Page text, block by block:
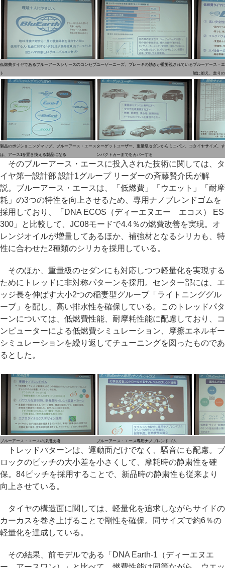
低燃費タイヤであるブルーアースシリーズのコンセプ
ト
ユーザーニーズ。ブレーキの効きが重要視されている ブルーアース・
能に加え、走り
製品のポジショニングマップ。ブルーアース・エース
は、アース1を置き換える製品になる
ターゲットユーザー。重量級セダンからミニバン、コ
ンパクトカーまでをカバーする
タイヤサイズ。
そのブルーアース・エースに投入された技術に関しては、タ
イヤ第一設計部 設計1グループ リーダーの斉藤賢介氏が解
説。ブルーアース・エースは、「低燃費」「ウエット」「耐摩
耗」の3つの特性を向上させるため、専用ナノブレンドゴムを
採用しており、「DNA ECOS（ディーエヌエー エコス） ES
300」と比較して、JC08モードで4.4％の燃費改善を実現。オ
レンジオイルが増量してあるほか、補強材となるシリカも、特
性に合わせた2種類のシリカを採用している。
そのほか、重量級のセダンにも対応しつつ軽量化を実現する
ためにトレッドに非対称パターンを採用。センター部には、エ
ッジ長を伸ばす大小2つの稲妻型グルーブ「ライトニンググル
ーブ」を配し、高い排水性を確保している。このトレッドパタ
ーンについては、低燃費性能、耐摩耗性能に配慮しており、コ
ンピューターによる低燃費シミュレーション、摩擦エネルギー
シミュレーションを繰り返してチューニングを図ったものであ
るとした。
ブルーアース・エースの採用技術 ブルーアース・エース専用ナノブレンドゴム
トレッドパターンは、運動面だけでなく、騒音にも配慮。ブ
ロックのピッチの大小差を小さくして、摩耗時の静粛性を確
保。84ピッチを採用することで、新品時の静粛性も従来より
向上させている。
タイヤの構造面に関しては、軽量化を追求しながらサイドの
カーカスを巻き上げることで剛性を確保。同サイズで約6％の
軽量化を達成している。
その結果、前モデルである「DNA Earth-1（ディーエヌエ